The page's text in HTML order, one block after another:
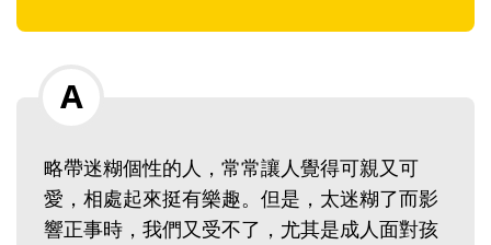
略帶迷糊個性的人，常常讓人覺得可親又可
愛，相處起來挺有樂趣。但是，太迷糊了而影
響正事時，我們又受不了，尤其是成人面對孩